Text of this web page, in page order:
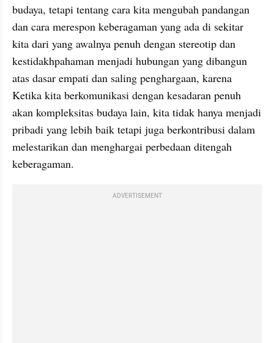
budaya, tetapi tentang cara kita mengubah pandangan
dan cara merespon keberagaman yang ada di sekitar
kita dari yang awalnya penuh dengan stereotip dan
kestidakhpahaman menjadi hubungan yang dibangun
atas dasar empati dan saling penghargaan, karena
Ketika kita berkomunikasi dengan kesadaran penuh
akan kompleksitas budaya lain, kita tidak hanya menjadi
pribadi yang lebih baik tetapi juga berkontribusi dalam
melestarikan dan menghargai perbedaan ditengah
keberagaman.
ADVERTISEMENT